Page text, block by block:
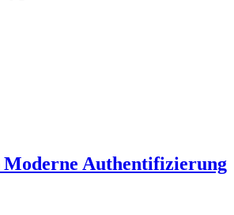
Authentifizierung